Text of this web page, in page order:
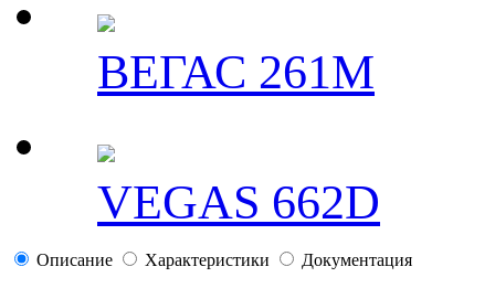
ВЕГАС 261M
VEGAS 662D
Описание Характеристики Документация